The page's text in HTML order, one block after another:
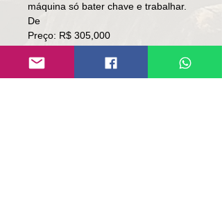
máquina só bater chave e trabalhar.
De
Preço: R$ 305,000
Preço: R$ 295,000
Local: RS.